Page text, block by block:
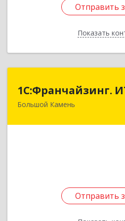
Отправить
Показать
Отправить
Назад
1С:Франчайзинг.
Большой Камень
Отправить
692806, Приморский
Отправить